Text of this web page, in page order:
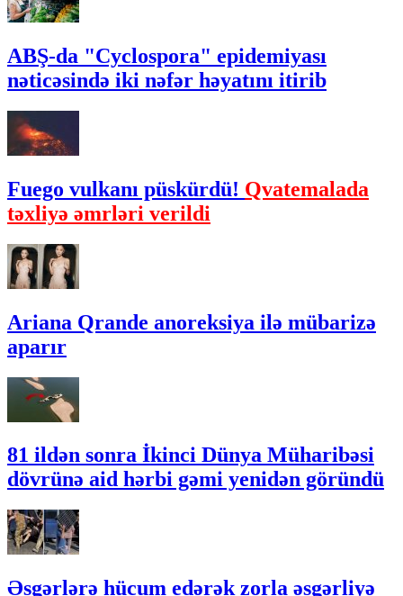
ABŞ-da "Cyclospora" epidemiyası
nəticəsində iki nəfər həyatını itirib
Fuego vulkanı püskürdü! Qvatemalada
təxliyə əmrləri verildi
Ariana Qrande anoreksiya ilə mübarizə
aparır
81 ildən sonra İkinci Dünya Müharibəsi
dövrünə aid hərbi gəmi yenidən göründü
Əsgərlərə hücum edərək zorla əsgərliyə